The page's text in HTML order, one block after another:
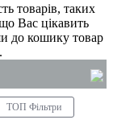
товарів, таких
Вас цікавить
до кошику товар
ТОП Фільтри